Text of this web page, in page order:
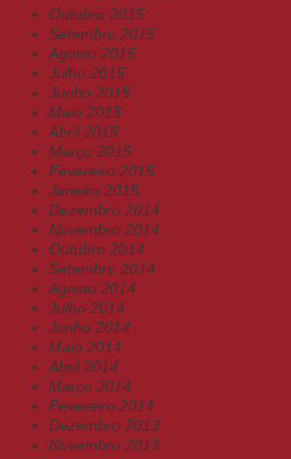
Outubro 2015
Setembro 2015
Agosto 2015
Julho 2015
Junho 2015
Maio 2015
Abril 2015
Março 2015
Fevereiro 2015
Janeiro 2015
Dezembro 2014
Novembro 2014
Outubro 2014
Setembro 2014
Agosto 2014
Julho 2014
Junho 2014
Maio 2014
Abril 2014
Março 2014
Fevereiro 2014
Dezembro 2013
Novembro 2013